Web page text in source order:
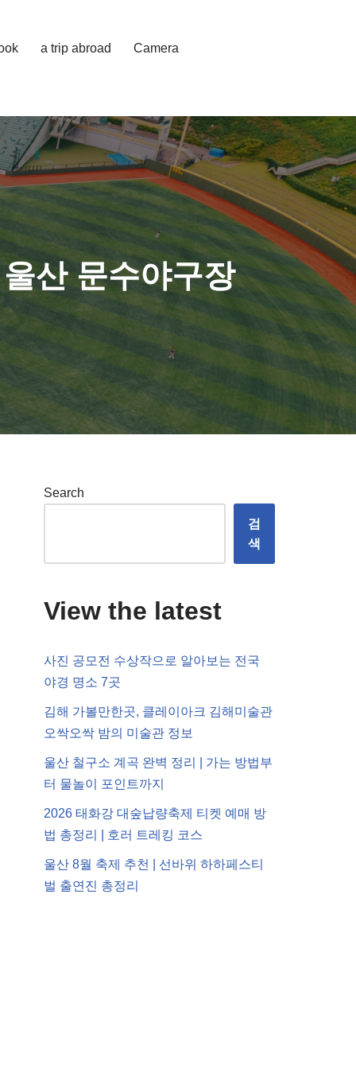
a trip abroad
Camera
산 문수야구장
Search
검
색
View the latest
사진 공모전 수상작으로 알아보는 전국
야경 명소 7곳
김해 가볼만한곳, 클레이아크 김해미술관
오싹오싹 밤의 미술관 정보
울산 철구소 계곡 완벽 정리 | 가는 방법부
터 물놀이 포인트까지
2026 태화강 대숲납량축제 티켓 예매 방
법 총정리 | 호러 트레킹 코스
울산 8월 축제 추천 | 선바위 하하페스티
벌 출연진 총정리